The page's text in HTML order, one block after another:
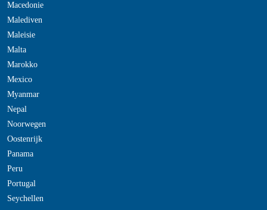
Macedonie
Malediven
Maleisie
Malta
Marokko
Mexico
Myanmar
Nepal
Noorwegen
Oostenrijk
Panama
Peru
Portugal
Seychellen